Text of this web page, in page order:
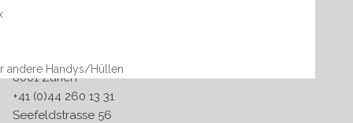
andere Handys/Hüllen
8001 Zürich
+41 (0)44 260 13 31
Seefeldstrasse 56